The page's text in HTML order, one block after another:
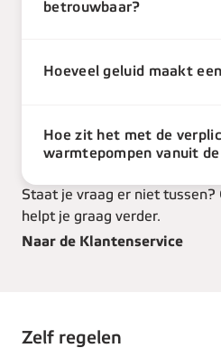
betrouwbaar?
Hoeveel geluid maakt
Hoe zit het met de
warmtepompen vanuit
Staat je vraag er niet tussen?
helpt je graag verder.
Naar de Klantenservice
Zelf regelen